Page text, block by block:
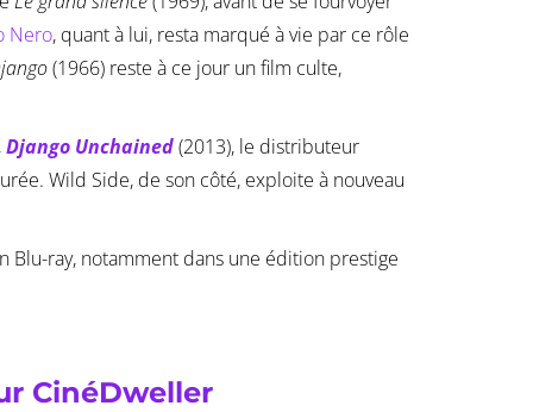
Nero, quant à lui, resta marqué à vie par ce rôle
(1966) reste à ce jour un film culte,
Django Unchained(2013), le distributeur
Wild Side, de son côté, exploite à nouveau
Blu-ray, notamment dans une édition prestige
CinéDweller